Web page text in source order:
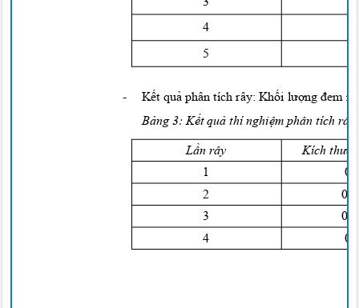
4
5
- Kết quảphân tích rây:Khối lượng đem
Bảng3:Kết quảthínghiệmphân tích
Lầnrây Kích
1
2
3
4
0
0
0
0